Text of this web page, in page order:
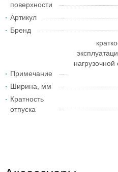
поверхности
Артикул
Бренд
Примечание
Ширина, мм
Кратность
отпуска